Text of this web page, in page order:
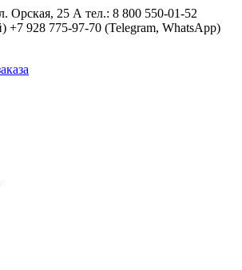
Орская, 25 А тел.: 8 800 550-01-52
+7 928 775-97-70 (Telegram, WhatsApp)